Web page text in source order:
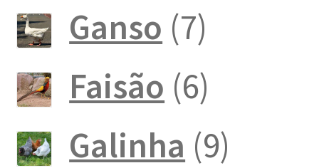
Ganso 77
Faisão 66
Galinha 99